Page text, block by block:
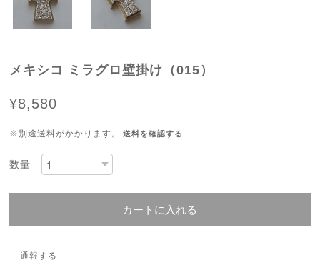
メキシコ ミラグロ壁掛け（015）
¥8,580
※別途送料がかかります。 送料を確認する
数量
カートに入れる
通報する